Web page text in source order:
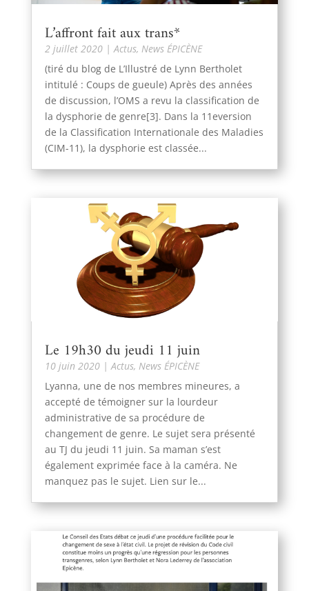
L’affront fait aux trans*
2 juillet 2020|Actus, News ÉPICÈNE
(tiré du blog de L’Illustré de Lynn Bertholet
intitulé : Coups de gueule) Après des années
de discussion, l’OMS a revu la classification de
la dysphorie de genre[3]. Dans la 11eversion
de la Classification Internationale des Maladies
(CIM-11), la dysphorie est classée...
Le 19h30 du jeudi 11 juin
10 juin 2020|Actus, News ÉPICÈNE
Lyanna, une de nos membres mineures, a
accepté de témoigner sur la lourdeur
administrative de sa procédure de
changement de genre. Le sujet sera présenté
au TJ du jeudi 11 juin. Sa maman s’est
également exprimée face à la caméra. Ne
manquez pas le sujet. Lien sur le...